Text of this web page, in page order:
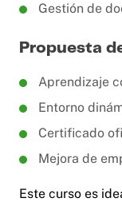
Gestión de
Propuesta
Aprendizaje
Entorno
Certificado
Mejora de
Este curso es